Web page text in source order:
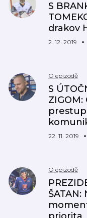
S
drakov
2. 12. 2019
O epizodě
S
22. 11. 2019
O epizodě